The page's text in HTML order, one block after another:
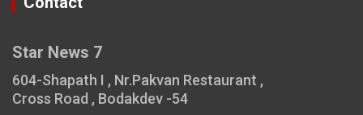
Star News 7
604-Shapath I , Nr.Pakvan Restaurant ,
Cross Road , Bodakdev -54